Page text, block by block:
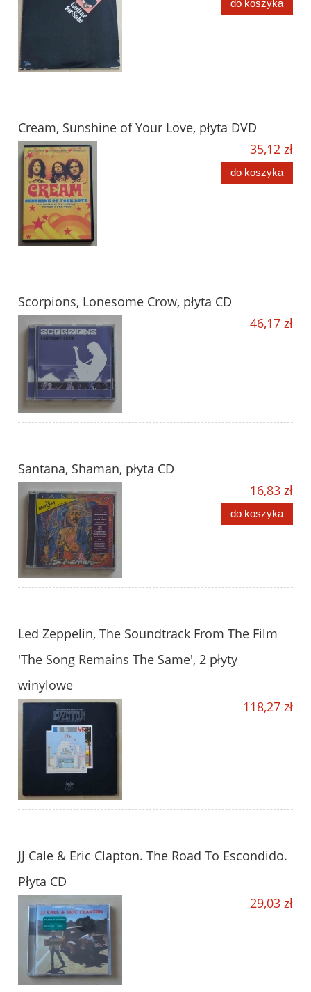
do koszyka
Cream, Sunshine of Your Love, płyta DVD
35,12 zł
do koszyka
Scorpions, Lonesome Crow, płyta CD
46,17 zł
Santana, Shaman, płyta CD
16,83 zł
do koszyka
Led Zeppelin, The Soundtrack From The Film
'The Song Remains The Same', 2 płyty
winylowe
118,27 zł
JJ Cale & Eric Clapton. The Road To Escondido.
Płyta CD
29,03 zł